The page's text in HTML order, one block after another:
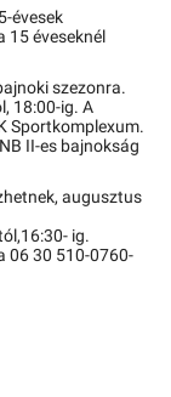
évesek
15 éveseknél
szezonra.
18:00-ig. A
Sportkomplexum.
II-es bajnokság
augusztus
ig.
06 30 510-0760-